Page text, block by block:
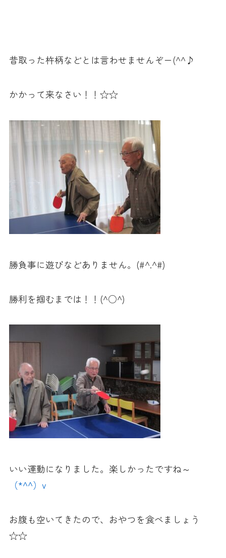
昔取った杵柄などとは言わせませんぞー(^^♪
かかって来なさい！！☆☆
勝負事に遊びなどありません。(#^.^#)
勝利を掴むまでは！！(^○^)
いい運動になりました。楽しかったですね～
（*^^）v
お腹も空いてきたので、おやつを食べましょう
☆☆